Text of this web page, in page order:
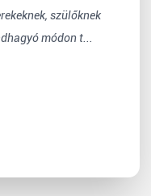
szülőknek
módon t...